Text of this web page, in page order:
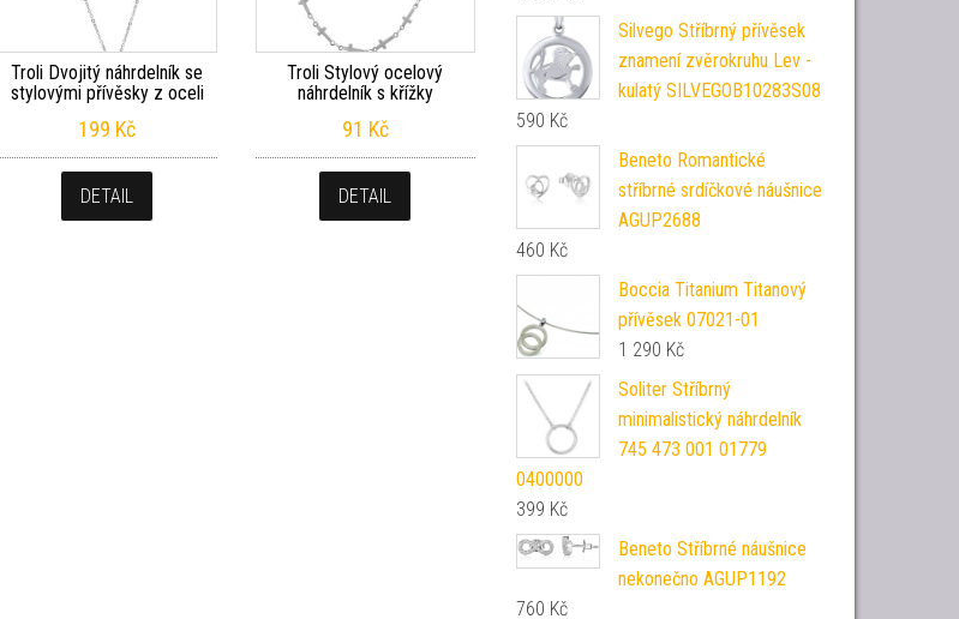
Troli Dvojitý náhrdelník se
stylovými přívěsky z oceli
199 Kč
DETAIL
Troli Stylový ocelový
náhrdelník s křížky
91 Kč
DETAIL
Silvego Stříbrný přívěsek
znamení zvěrokruhu Lev -
kulatý SILVEGOB10283S08
590 Kč
Beneto Romantické
stříbrné srdíčkové náušnice
AGUP2688
460 Kč
Boccia Titanium Titanový
přívěsek 07021-01
1 290 Kč
Soliter Stříbrný
minimalistický náhrdelník
745 473 001 01779
0400000
399 Kč
Beneto Stříbrné náušnice
nekonečno AGUP1192
760 Kč